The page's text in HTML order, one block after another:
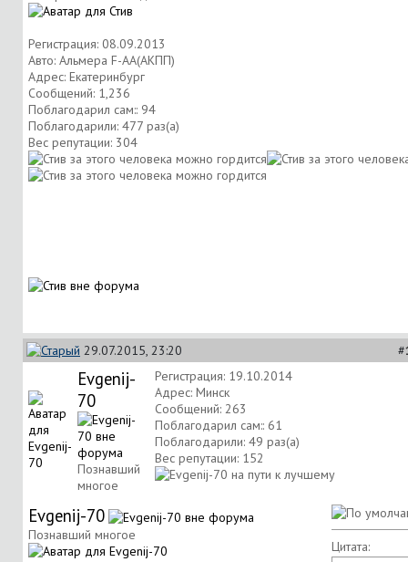
Регистрация: 08.09.2013
Авто: Альмера F-AA(АКПП)
Адрес: Екатеринбург
Сообщений: 1,236
Поблагодарил сам:: 94
Поблагодарили: 477 раз(а)
Вес репутации: 304
29.07.2015, 23:20 #
Evgenij-
70
Познавший
многое
Регистрация: 19.10.2014
Адрес: Минск
Сообщений: 263
Поблагодарил сам:: 61
Поблагодарили: 49 раз(а)
Вес репутации: 152
Evgenij-70
Познавший многое
Цитата: